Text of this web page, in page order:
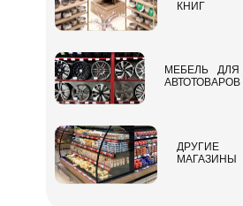
КНИГ
МЕБЕЛЬ ДЛЯ
АВТОТОВАРОВ
ДРУГИЕ
МАГАЗИНЫ